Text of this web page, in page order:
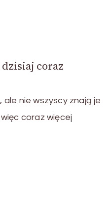
coraz
nie wszyscy znają je
coraz więcej